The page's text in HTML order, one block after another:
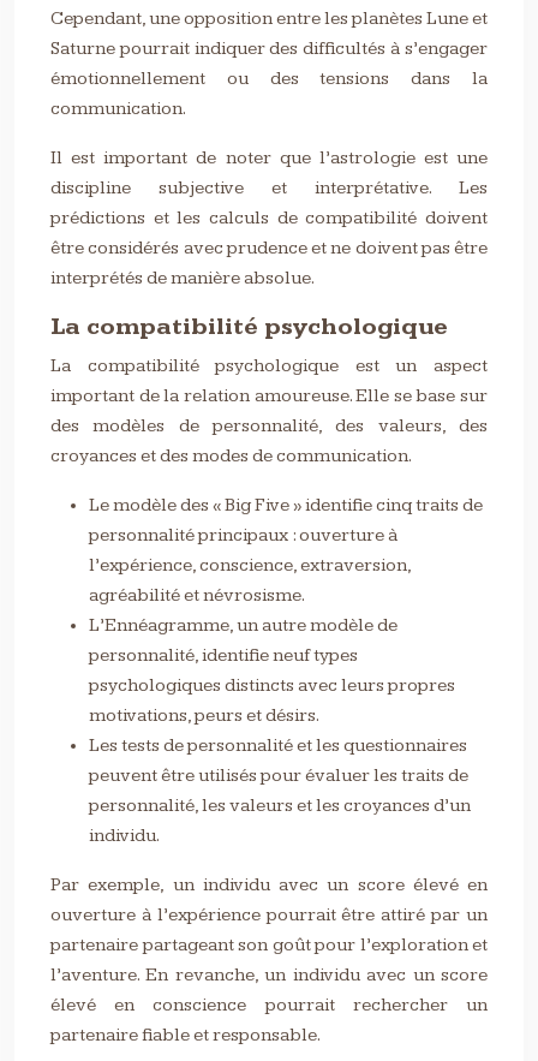
Cependant, une opposition entre les planètes Lune et
Saturne pourrait indiquer des difficultés à s’engager
émotionnellement ou des tensions dans la
communication.
Il est important de noter que l’astrologie est une
discipline subjective et interprétative. Les
prédictions et les calculs de compatibilité doivent
être considérés avec prudence et ne doivent pas être
interprétés de manière absolue.
La compatibilité psychologique
La compatibilité psychologique est un aspect
important de la relation amoureuse. Elle se base sur
des modèles de personnalité, des valeurs, des
croyances et des modes de communication.
Le modèle des « Big Five » identifie cinq traits de
personnalité principaux : ouverture à
l’expérience, conscience, extraversion,
agréabilité et névrosisme.
L’Ennéagramme, un autre modèle de
personnalité, identifie neuf types
psychologiques distincts avec leurs propres
motivations, peurs et désirs.
Les tests de personnalité et les questionnaires
peuvent être utilisés pour évaluer les traits de
personnalité, les valeurs et les croyances d’un
individu.
Par exemple, un individu avec un score élevé en
ouverture à l’expérience pourrait être attiré par un
partenaire partageant son goût pour l’exploration et
l’aventure. En revanche, un individu avec un score
élevé en conscience pourrait rechercher un
partenaire fiable et responsable.